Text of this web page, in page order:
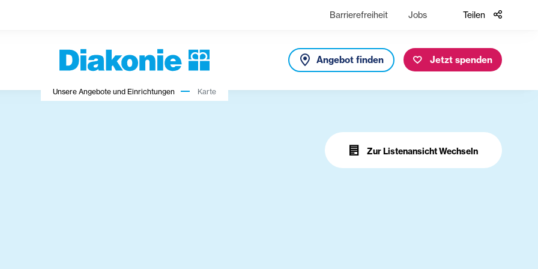
Barrierefreiheit Jobs Teilen
Angebot finden Jetzt spenden
Unsere Angebote und Einrichtungen Karte
Filter
Zur Listenansicht Wechseln